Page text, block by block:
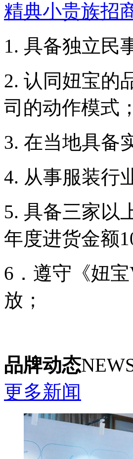
精典小贵族招
1. 具备独立民
2. 认同妞宝的
司的动作模式；
3. 在当地具备
4. 从事服装行
5. 具备三家以
年度进货金额
6．遵守《妞
放；
品牌动态
更多新闻